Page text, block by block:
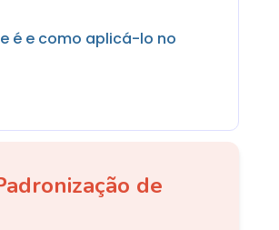
é e como aplicá-lo no
de